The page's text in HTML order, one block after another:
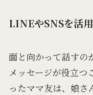
LINEやSNSを活
面と向かって話すの
メッセージが役立つ
ったママ友は、娘さ